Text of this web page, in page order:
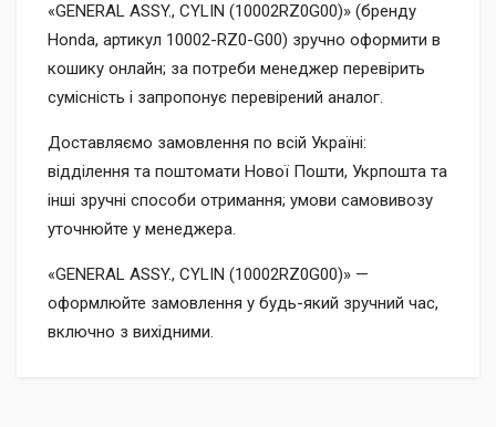
«GENERAL ASSY., CYLIN (10002RZ0G00)» (бренду
Honda, артикул 10002-RZ0-G00) зручно оформити в
кошику онлайн; за потреби менеджер перевірить
сумісність і запропонує перевірений аналог.
Доставляємо замовлення по всій Україні:
відділення та поштомати Нової Пошти, Укрпошта та
інші зручні способи отримання; умови самовивозу
уточнюйте у менеджера.
«GENERAL ASSY., CYLIN (10002RZ0G00)» —
оформлюйте замовлення у будь-який зручний час,
включно з вихідними.